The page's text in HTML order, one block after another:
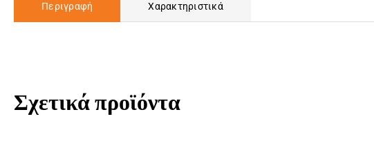
Περιγραφή Χαρακτηριστικά
Σχετικά προϊόντα